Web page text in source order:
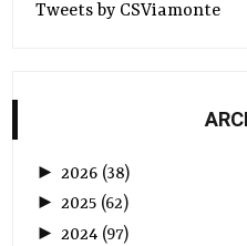
Tweets by CSViamonte
► 2026 (38)
►2025 (62)
► 2024 (97)